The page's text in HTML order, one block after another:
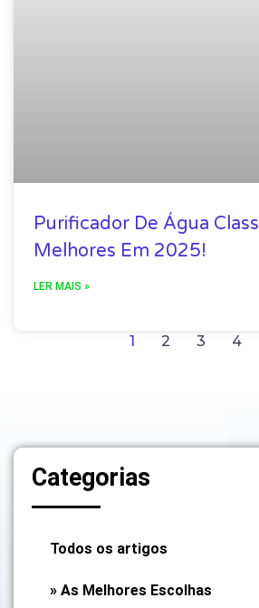
Purificador De Água
Melhores Em 2025!
LER MAIS »
1 2 3 4
Categorias
Todos os artigos
» As Melhores Escolhas